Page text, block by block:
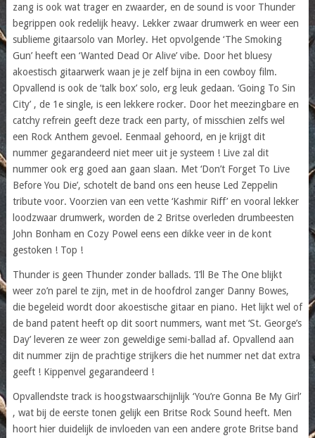
zang is ook wat trager en zwaarder, en de sound is voor Thunder
begrippen ook redelijk heavy. Lekker zwaar drumwerk en weer een
sublieme gitaarsolo van Morley. Het opvolgende ‘The Smoking
Gun’ heeft een ‘Wanted Dead Or Alive’ vibe. Door het bluesy
akoestisch gitaarwerk waan je je zelf bijna in een cowboy film.
Opvallend is ook de ‘talk box’ solo, erg leuk gedaan. ‘Going To Sin
City’ , de 1e single, is een lekkere rocker. Door het meezingbare en
catchy refrein geeft deze track een party, of misschien zelfs wel
een Rock Anthem gevoel. Eenmaal gehoord, en je krijgt dit
nummer gegarandeerd niet meer uit je systeem ! Live zal dit
nummer ook erg goed aan gaan slaan. Met ‘Don’t Forget To Live
Before You Die’, schotelt de band ons een heuse Led Zeppelin
tribute voor. Voorzien van een vette ‘Kashmir Riff’ en vooral lekker
loodzwaar drumwerk, worden de 2 Britse overleden drumbeesten
John Bonham en Cozy Powel eens een dikke veer in de kont
gestoken ! Top !
Thunder is geen Thunder zonder ballads. ‘I’ll Be The One blijkt
weer zo’n parel te zijn, met in de hoofdrol zanger Danny Bowes,
die begeleid wordt door akoestische gitaar en piano. Het lijkt wel of
de band patent heeft op dit soort nummers, want met ‘St. George’s
Day’ leveren ze weer zon geweldige semi-ballad af. Opvallend aan
dit nummer zijn de prachtige strijkers die het nummer net dat extra
geeft ! Kippenvel gegarandeerd !
Opvallendste track is hoogstwaarschijnlijk ‘You’re Gonna Be My Girl’
, wat bij de eerste tonen gelijk een Britse Rock Sound heeft. Men
hoort hier duidelijk de invloeden van een andere grote Britse band